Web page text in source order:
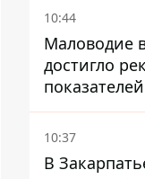
10:44
Маловодие
достигло
10:37
В